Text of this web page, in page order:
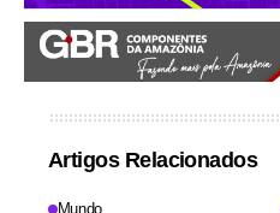
Artigos Relacionados
Mundo